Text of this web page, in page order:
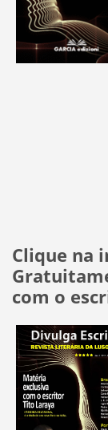
Clique na
com o